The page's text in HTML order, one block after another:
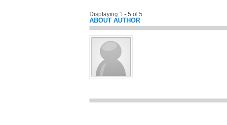
Displaying 1 - 5 of 5
ABOUT AUTHOR